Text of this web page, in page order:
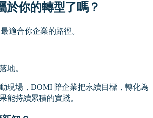
於你的轉型了嗎？
適合你企業的路徑。
地。
現場，DOMI 陪企業把永續目標，轉化為
能持續累積的實踐。